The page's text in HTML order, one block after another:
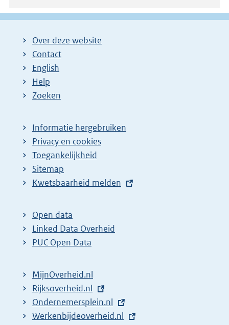
Over deze website
Contact
English
Help
Zoeken
Informatie hergebruiken
Privacy en cookies
Toegankelijkheid
Sitemap
E
t
e
r
l
i
n
k
Kwetsbaarheid melden
Open data
Linked Data Overheid
PUC Open Data
MijnOverheid.nl
E
x
t
Rijksoverheid.nl
E
x
Ondernemersplein.nl
E
Werkenbijdeoverheid.nl